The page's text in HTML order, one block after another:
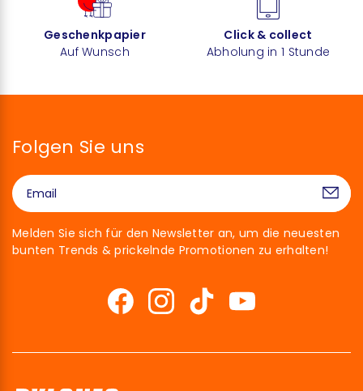
Geschenkpapier
Auf Wunsch
Click & collect
Abholung in 1 Stunde
Folgen Sie uns
Melden Sie sich für den Newsletter an, um die neuesten
bunten Trends & prickelnde Promotionen zu erhalten!